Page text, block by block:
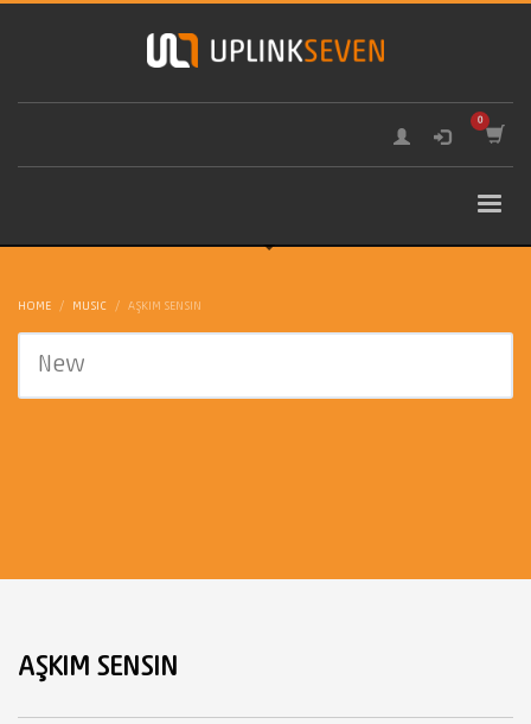
HOME MUSIC AŞKIM SENSIN
AŞKIM SENSIN